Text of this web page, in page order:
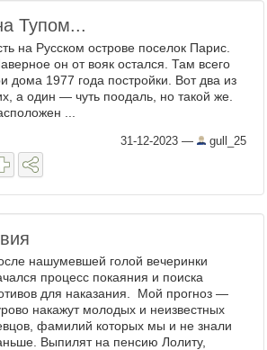
Тупом...
на Русском острове поселок Парис.
он от вояк остался. Там всего
дома 1977 года постройки. Вот два из
а один — чуть поодаль, но такой же.
...
31-12-2023 — gull_25
нашумевшей голой вечеринки
процесс покаяния и поиска
для наказания. Мой прогноз —
накажут молодых и неизвестных
фамилий которых мы и не знали
Выпилят на пенсию Лолиту,